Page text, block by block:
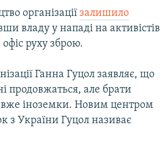
організації залишило
владу у нападі на активістів
офіс руху зброю.
Ганна Гуцол заявляє, що
продовжаться, але брати
вже іноземки. Новим центром
з України Гуцол називає